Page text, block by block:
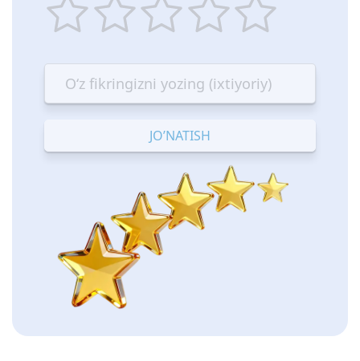
star
Terrible
stars
—
Bad
stars
—
OK
stars
—
Good
stars
—
Excellent